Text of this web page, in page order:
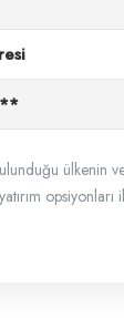
ülkenin
opsiyonları